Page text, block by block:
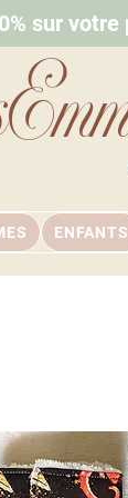
sur votre
ENFANTS